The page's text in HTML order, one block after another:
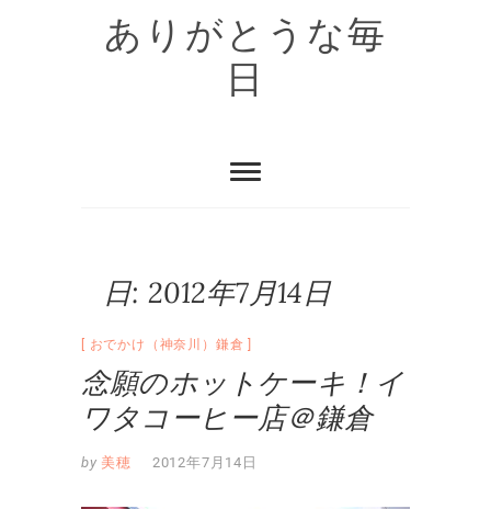
ありがとうな毎
日
日: 2012年7月14日
おでかけ（神奈川）鎌倉
念願のホットケーキ！イ
ワタコーヒー店＠鎌倉
by 美穂 2012年7月14日